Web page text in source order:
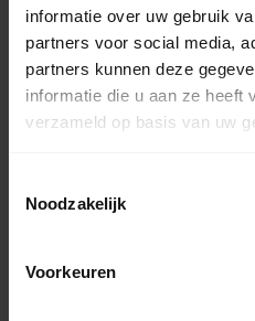
informatie over uw gebruik
partners voor social media,
partners kunnen deze
informatie die u aan ze heeft
verzameld op basis van uw
Noodzakelijk
Voorkeuren
PRODUKTBESCHREIBUNG
EIGENSCHAFTEN